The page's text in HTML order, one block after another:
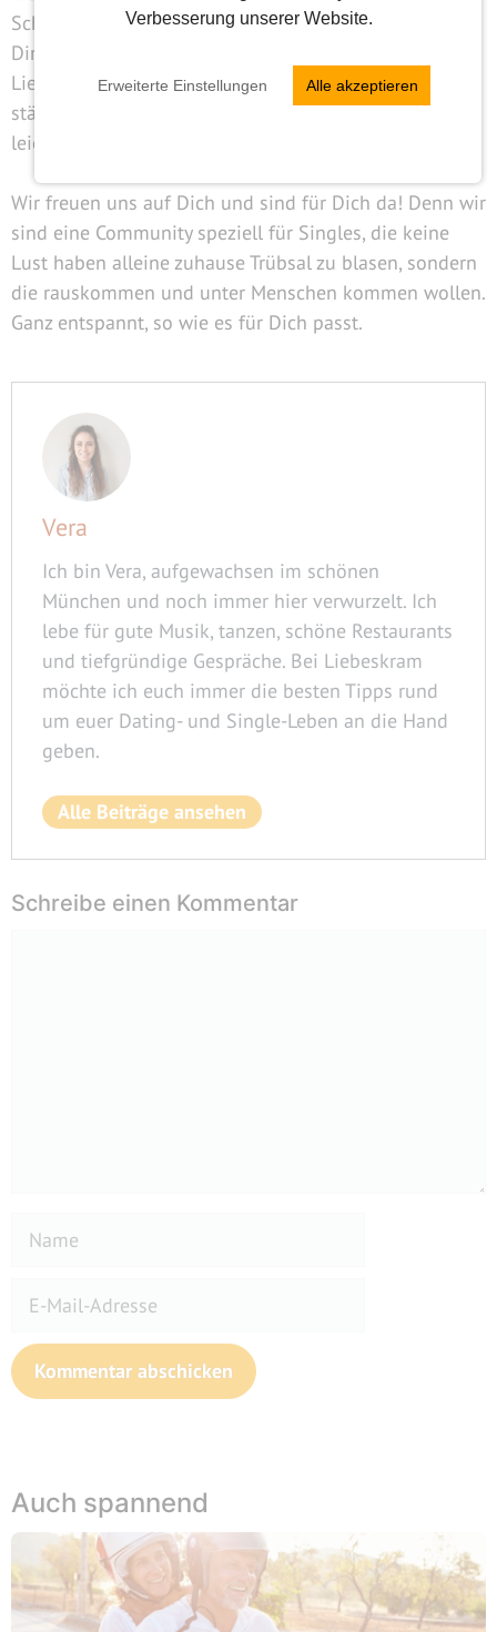
Verbesserung unserer Website.
Erweiterte Einstellungen Alle akzeptieren
Schmerz überwinden, wenn Du Deine Gefühle zulässt,
Dir Zeit gibst und bewusst neue Wege gehst.
Liebeskummer ist schwer, aber er macht Dich auch
stärker. Und irgendwann wirst Du merken: Es wird
leichter.
Wir freuen uns auf Dich und sind für Dich da! Denn wir
sind eine Community speziell für Singles, die keine
Lust haben alleine zuhause Trübsal zu blasen, sondern
die rauskommen und unter Menschen kommen wollen.
Ganz entspannt, so wie es für Dich passt.
Vera
Ich bin Vera, aufgewachsen im schönen
München und noch immer hier verwurzelt. Ich
lebe für gute Musik, tanzen, schöne Restaurants
und tiefgründige Gespräche. Bei Liebeskram
möchte ich euch immer die besten Tipps rund
um euer Dating- und Single-Leben an die Hand
geben.
Alle Beiträge ansehen
Schreibe einen Kommentar
Name
Adresse
Website
Auch spannend